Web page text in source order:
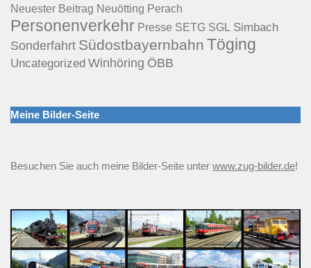
Neuester Beitrag Neuötting Perach
Personenverkehr Presse SETG SGL Simbach
Sonderfahrt Südostbayernbahn Töging
Uncategorized Winhöring ÖBB
Meine Bilder-Seite
Besuchen Sie auch meine Bilder-Seite unter www.zug-bilder.de!